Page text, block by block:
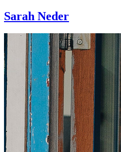
Sarah Neder